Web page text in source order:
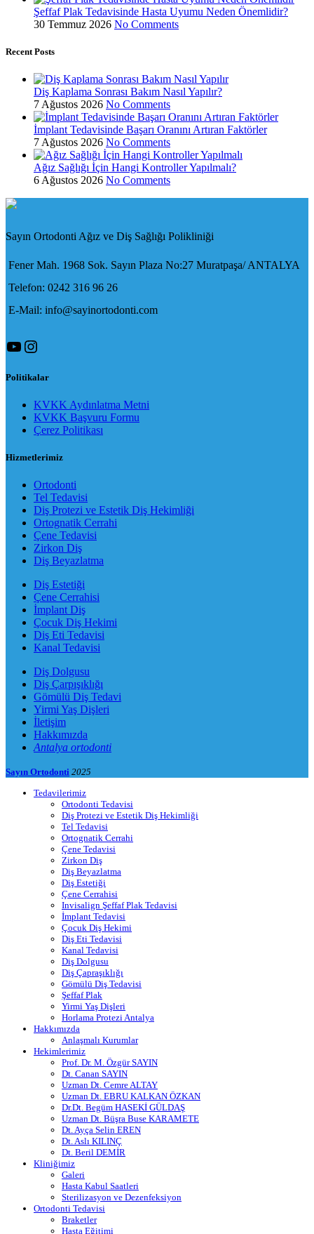
Şeffaf Plak Tedavisinde Hasta Uyumu Neden Önemlidir?
30 Temmuz 2026 No Comments
Recent Posts
Diş Kaplama Sonrası Bakım Nasıl Yapılır?
7 Ağustos 2026 No Comments
İmplant Tedavisinde Başarı Oranını Artıran Faktörler
7 Ağustos 2026 No Comments
Ağız Sağlığı İçin Hangi Kontroller Yapılmalı?
6 Ağustos 2026 No Comments
Sayın Ortodonti Ağız ve Diş Sağlığı Polikliniği
Fener Mah. 1968 Sok. Sayın Plaza No:27 Muratpaşa/ ANTALYA
Telefon: 0242 316 96 26
E-Mail: info@sayinortodonti.com
YouTube
Instagram
Politikalar
KVKK Aydınlatma Metni
KVKK Başvuru Formu
Çerez Politikası
Hizmetlerimiz
Ortodonti
Tel Tedavisi
Diş Protezi ve Estetik Diş Hekimliği
Ortognatik Cerrahi
Çene Tedavisi
Zirkon Diş
Diş Beyazlatma
Diş Estetiği
Çene Cerrahisi
İmplant Diş
Çocuk Diş Hekimi
Diş Eti Tedavisi
Kanal Tedavisi
Diş Dolgusu
Diş Çarpışıklığı
Gömülü Diş Tedavi
Yirmi Yaş Dişleri
İletişim
Hakkımızda
Antalya ortodonti
Sayın Ortodonti 2025
Tedavilerimiz
Ortodonti Tedavisi
Diş Protezi ve Estetik Diş Hekimliği
Tel Tedavisi
Ortognatik Cerrahi
Çene Tedavisi
Zirkon Diş
Diş Beyazlatma
Diş Estetiği
Çene Cerrahisi
Invisalign Şeffaf Plak Tedavisi
İmplant Tedavisi
Çocuk Diş Hekimi
Diş Eti Tedavisi
Kanal Tedavisi
Diş Dolgusu
Diş Çapraşıklığı
Gömülü Diş Tedavisi
Şeffaf Plak
Yirmi Yaş Dişleri
Horlama Protezi Antalya
Hakkımızda
Anlaşmalı Kurumlar
Hekimlerimiz
Prof. Dr. M. Özgür SAYIN
Dt. Canan SAYIN
Uzman Dt. Cemre ALTAY
Uzman Dt. EBRU KALKAN ÖZKAN
Dr.Dt. Begüm HASEKİ GÜLDAŞ
Uzman Dt. Büşra Buse KARAMETE
Dt. Ayça Selin EREN
Dt. Aslı KILINÇ
Dt. Beril DEMİR
Kliniğimiz
Galeri
Hasta Kabul Saatleri
Sterilizasyon ve Dezenfeksiyon
Ortodonti Tedavisi
Braketler
Hasta Eğitimi